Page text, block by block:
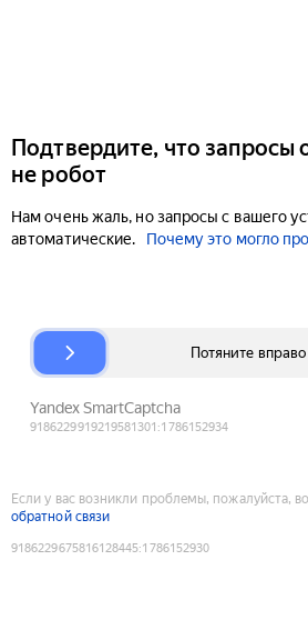
Подтвердите, что запросы
не робот
Нам очень жаль, но запросы с вашего
автоматические.
Почему это могло
Если у вас возникли проблемы, пожалуйста,
обратной связи
9186229675816128445:1786152930